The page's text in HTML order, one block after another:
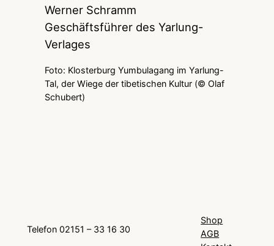
Werner Schramm
Geschäftsführer des Yarlung-
Verlages
Foto: Klosterburg Yumbulagang im Yarlung-
Tal, der Wiege der tibetischen Kultur (© Olaf
Schubert)
Telefon 02151 – 33 16 30
Shop
AGB